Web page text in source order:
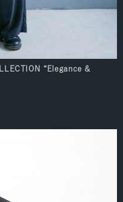
“Elegance &